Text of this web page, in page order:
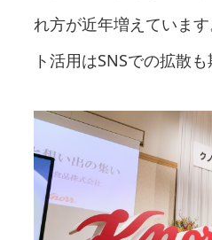
れ方が近年増えていま
ト活用はSNSでの拡散も